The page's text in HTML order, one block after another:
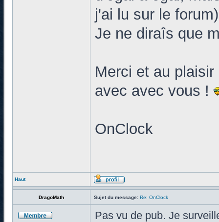
j'ai lu sur le
Je ne diraîs que
Merci et au
avec avec vous !
OnClock
Haut
DragoMath Sujet du message: Re: OnClock
Pas vu de pub. Je